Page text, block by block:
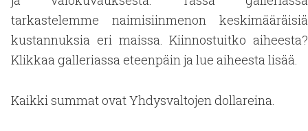
tarkastelemme naimisiinmenon keskimääräisiä
kustannuksia eri maissa. Kiinnostuitko aiheesta?
Klikkaa galleriassa eteenpäin ja lue aiheesta lisää.
Kaikki summat ovat Yhdysvaltojen dollareina.